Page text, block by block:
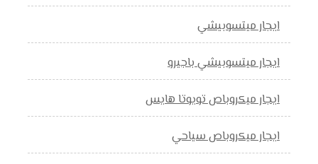
ايجار ميتسوبيشي
ايجار ميتسوبيشي باجيرو
ايجار ميكروباص تويوتا هايس
ايجار ميكروباص سياحي